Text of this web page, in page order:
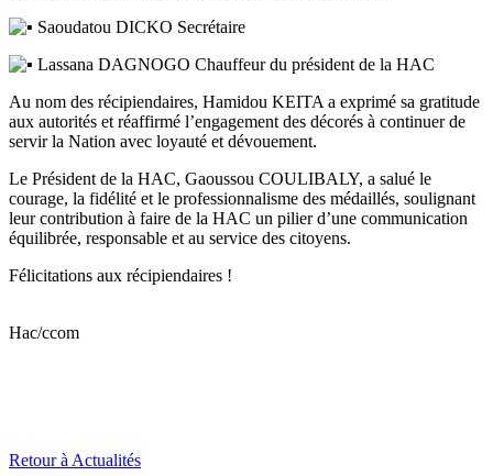
Saoudatou DICKO Secrétaire
Lassana DAGNOGO Chauffeur du président de la HAC
Au nom des récipiendaires, Hamidou KEITA a exprimé sa gratitude
aux autorités et réaffirmé l’engagement des décorés à continuer de
servir la Nation avec loyauté et dévouement.
Le Président de la HAC, Gaoussou COULIBALY, a salué le
courage, la fidélité et le professionnalisme des médaillés, soulignant
leur contribution à faire de la HAC un pilier d’une communication
équilibrée, responsable et au service des citoyens.
Félicitations aux récipiendaires !
Hac/ccom
Retour à Actualités